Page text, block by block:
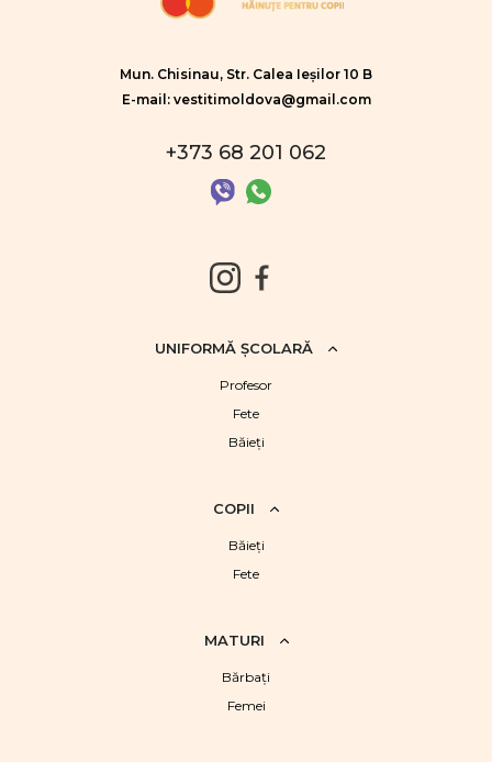
Mun. Chisinau, Str. Calea Ieșilor 10 B
E-mail: vestitimoldova@gmail.com
+373 68 201 062
UNIFORMĂ ŞCOLARĂ
Profesor
Fete
Băieţi
COPII
Băieţi
Fete
MATURI
Bărbaţi
Femei